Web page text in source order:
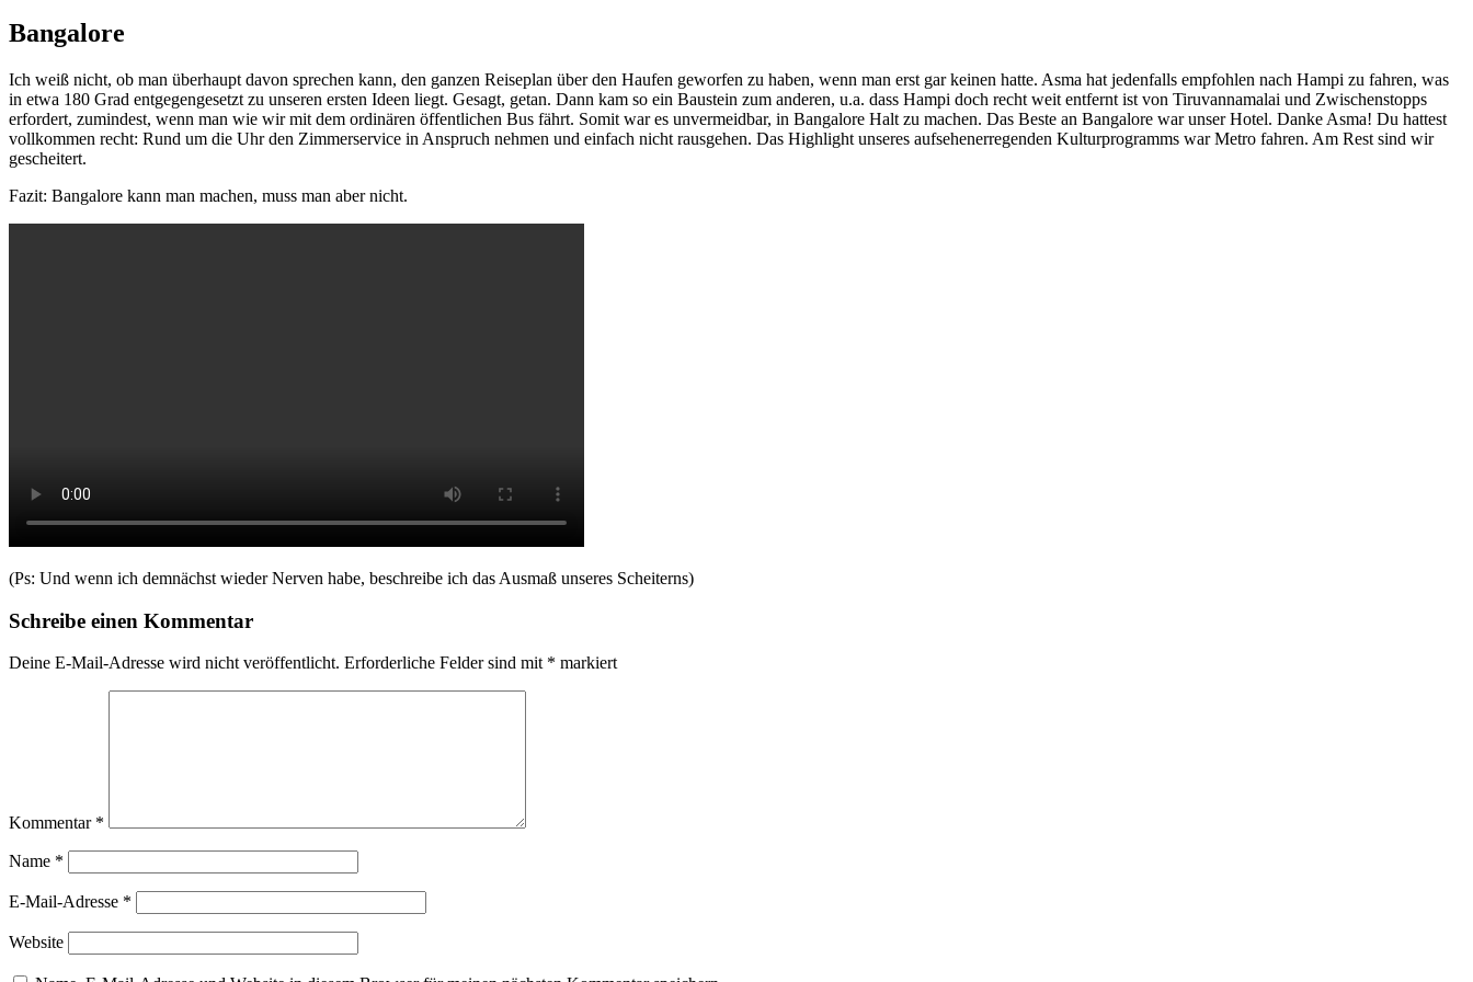
Bangalore
Ich weiß nicht, ob man überhaupt davon sprechen kann, den ganzen Reiseplan über den Haufen geworfen zu haben, wenn man erst gar keinen hatte. Asma hat jedenfalls empfohlen nach Hampi zu fahren, was
in etwa 180 Grad entgegengesetzt zu unseren ersten Ideen liegt. Gesagt, getan. Dann kam so ein Baustein zum anderen, u.a. dass Hampi doch recht weit entfernt ist von Tiruvannamalai und Zwischenstopps
erfordert, zumindest, wenn man wie wir mit dem ordinären öffentlichen Bus fährt. Somit war es unvermeidbar, in Bangalore Halt zu machen. Das Beste an Bangalore war unser Hotel. Danke Asma! Du hattest
vollkommen recht: Rund um die Uhr den Zimmerservice in Anspruch nehmen und einfach nicht rausgehen. Das Highlight unseres aufsehenerregenden Kulturprogramms war Metro fahren. Am Rest sind wir
gescheitert.
Fazit: Bangalore kann man machen, muss man aber nicht.
(Ps: Und wenn ich demnächst wieder Nerven habe, beschreibe ich das Ausmaß unseres Scheiterns)
Schreibe einen Kommentar
Deine E-Mail-Adresse wird nicht veröffentlicht. Erforderliche Felder sind mit * markiert
Kommentar *
Name *
E-Mail-Adresse *
Website